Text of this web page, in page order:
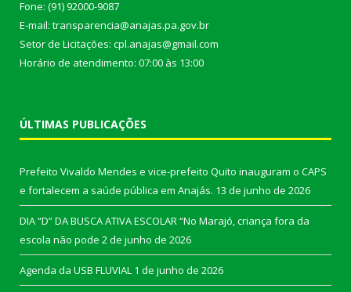
Fone: (91) 92000-9087
E-mail: transparencia@anajas.pa.gov.br
Setor de Licitações: cpl.anajas@gmail.com
Horário de atendimento: 07:00 às 13:00
ÚLTIMAS PUBLICAÇÕES
Prefeito Vivaldo Mendes e vice-prefeito Quito inauguram o CAPS
e fortalecem a saúde pública em Anajás. 13 de junho de 2026
DIA “D” DA BUSCA ATIVA ESCOLAR “No Marajó, criança fora da
escola não pode 2 de junho de 2026
Agenda da USB FLUVIAL 1 de junho de 2026